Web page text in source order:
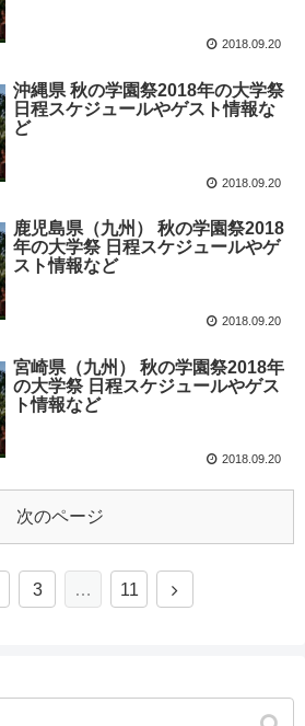
2018.09.20
沖縄県 秋の学園祭2018年の大学祭
日程スケジュールやゲスト情報な
ど
2018.09.20
鹿児島県（九州） 秋の学園祭2018
年の大学祭 日程スケジュールやゲ
スト情報など
2018.09.20
宮崎県（九州） 秋の学園祭2018年
の大学祭 日程スケジュールやゲス
ト情報など
2018.09.20
次のページ
3 … 11